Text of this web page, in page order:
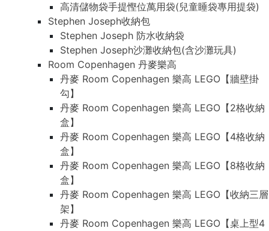
高清儲物袋手提慳位萬用袋(兒童睡袋專用提袋)
Stephen Joseph收納包
Stephen Joseph 防水收納袋
Stephen Joseph沙灘收納包(含沙灘玩具)
Room Copenhagen 丹麥樂高
丹麥 Room Copenhagen 樂高 LEGO【牆壁掛
勾】
丹麥 Room Copenhagen 樂高 LEGO【2格收納
盒】
丹麥 Room Copenhagen 樂高 LEGO【4格收納
盒】
丹麥 Room Copenhagen 樂高 LEGO【8格收納
盒】
丹麥 Room Copenhagen 樂高 LEGO【收納三層
架】
丹麥 Room Copenhagen 樂高 LEGO【桌上型4